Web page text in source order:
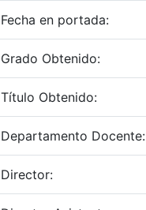
Fecha en portada:
Grado Obtenido:
Título Obtenido:
Departamento Docente:
Director: